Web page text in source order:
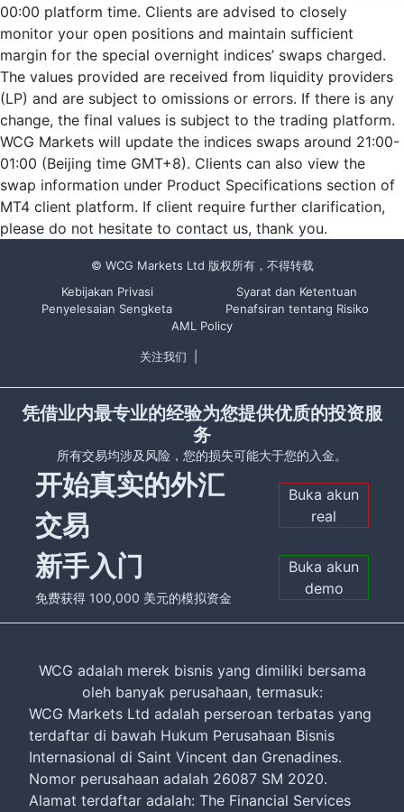
00:00 platform time. Clients are advised to closely
monitor your open positions and maintain sufficient
margin for the special overnight indices’ swaps charged.
The values provided are received from liquidity providers
(LP) and are subject to omissions or errors. If there is any
change, the final values is subject to the trading platform.
WCG Markets will update the indices swaps around 21:00-
01:00 (Beijing time GMT+8). Clients can also view the
swap information under Product Specifications section of
MT4 client platform. If client require further clarification,
please do not hesitate to contact us, thank you.
© WCG Markets Ltd 版权所有，不得转载
Kebijakan Privasi
Syarat dan Ketentuan
Penyelesaian Sengketa
Penafsiran tentang Risiko
AML Policy
关注我们
凭借业内最专业的经验为您提供优质的投资服
务
所有交易均涉及风险，您的损失可能大于您的入金。
开始真实的外汇
交易
Buka akun
real
新手入门
免费获得 100,000 美元的模拟资金
Buka akun
demo
WCG adalah merek bisnis yang dimiliki bersama
oleh banyak perusahaan, termasuk:
WCG Markets Ltd adalah perseroan terbatas yang
terdaftar di bawah Hukum Perusahaan Bisnis
Internasional di Saint Vincent dan Grenadines.
Nomor perusahaan adalah 26087 SM 2020.
Alamat terdaftar adalah: The Financial Services